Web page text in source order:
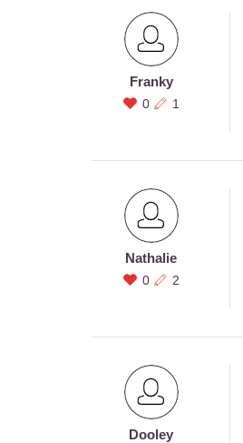
Franky
0 1
Nathalie
0 2
Dooley